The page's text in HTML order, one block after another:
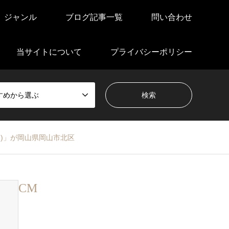
ジャンル ブログ記事一覧 問い合わせ
当サイトについて プライバシーポリシー
めから選ぶ
が岡山県岡山市北区
CM